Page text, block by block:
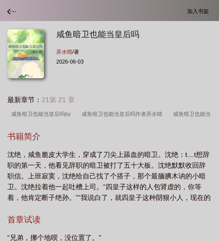
加入书架
咸鱼暗卫也能当皇后吗
弄水晴/著
2026-06-03
最新章节： 21第 21 章
咸鱼暗卫也能当皇后吗by 咸鱼暗卫也能当皇后吗作者弄水晴 咸鱼暗卫也能当
吗TXT 暗卫是主角
卫也能当皇后吗弄水晴 咸鱼暗卫也能当皇后吗by弄水晴 暗卫不能买 暗卫
好吗 暗卫变成皇后 咸鱼暗卫也能当皇后吗百度
书籍简介
沈绝，咸鱼脆皮大学生，穿成了刀尖上舔血的暗卫。沈绝：t﹏t想辞
职的第一天，他看见辞职的暗卫被打了五十大板。沈绝默默收回辞
职信。上班寂寞，沈绝给自己找了个搭子，那个最腼腆木讷的小暗
卫。沈绝拉着他一起吐槽上司。“四皇子这样的人包肾虚的，你等
着，他肯定断子绝孙。”“我说白了，就四皇子这种阴狠小人，现在的
十分满意这个搭子。时间久了，两人情投意合，约定一起辞职过二
首章试读
“兄弟，挪个地呗，没位置了。”